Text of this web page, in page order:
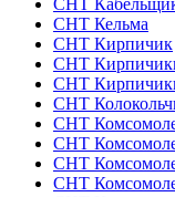
СНТ Кельма
СНТ Кирпичик
СНТ
СНТ
СНТ
СНТ
СНТ
СНТ
СНТ